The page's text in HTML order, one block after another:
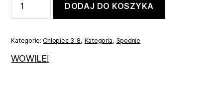
Spodnie
czerwone
110
DODAJ DO KOSZYKA
Kategorie:Chłopiec 3-8, Kategoria, Spodnie
WOWILE!